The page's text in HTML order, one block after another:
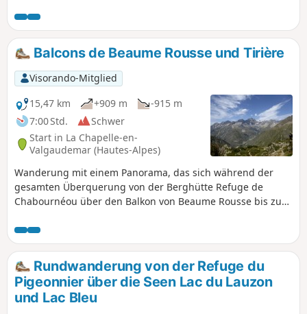
vorsichtig an diesem gefährlichen Wildbach, an dem es
regelmäßig zu tragischen Unfällen kommt! Achtung! Einige
Meter nach der Pont du Diable ist der Weg gesperrt, da er
aufgrund eines Erdrutsches nach Unwettern verschwunden
ist. Man muss umkehren.
Balcons de Beaume Rousse und Tirière
Visorando-Mitglied
15,47 km
+909 m
-915 m
7:00 Std.
Schwer
Start in La Chapelle-en-
Valgaudemar (Hautes-Alpes)
Wanderung mit einem Panorama, das sich während der
gesamten Überquerung von der Berghütte Refuge de
Chabournéou über den Balkon von Beaume Rousse bis zum
umliegenden Gipfel und das Tal von Valgaudemar.
Rundwanderung von der Refuge du
Pigeonnier über die Seen Lac du Lauzon
und Lac Bleu